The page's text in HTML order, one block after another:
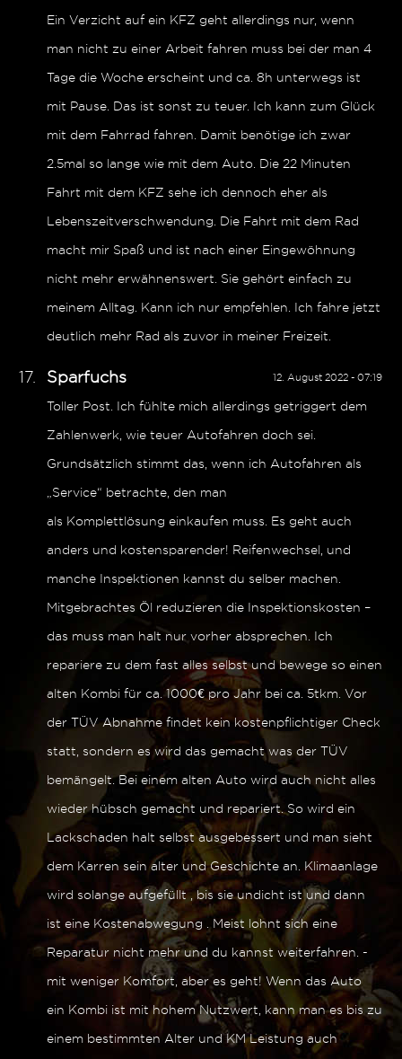
Ein Verzicht auf ein KFZ geht allerdings nur, wenn
man nicht zu einer Arbeit fahren muss bei der man 4
Tage die Woche erscheint und ca. 8h unterwegs ist
mit Pause. Das ist sonst zu teuer. Ich kann zum Glück
mit dem Fahrrad fahren. Damit benötige ich zwar
2.5mal so lange wie mit dem Auto. Die 22 Minuten
Fahrt mit dem KFZ sehe ich dennoch eher als
Lebenszeitverschwendung. Die Fahrt mit dem Rad
macht mir Spaß und ist nach einer Eingewöhnung
nicht mehr erwähnenswert. Sie gehört einfach zu
meinem Alltag. Kann ich nur empfehlen. Ich fahre jetzt
deutlich mehr Rad als zuvor in meiner Freizeit.
12. August 2022 - 07:19
Sparfuchs
Toller Post. Ich fühlte mich allerdings getriggert dem
Zahlenwerk, wie teuer Autofahren doch sei.
Grundsätzlich stimmt das, wenn ich Autofahren als
„Service“ betrachte, den man
als Komplettlösung einkaufen muss. Es geht auch
anders und kostensparender! Reifenwechsel, und
manche Inspektionen kannst du selber machen.
Mitgebrachtes Öl reduzieren die Inspektionskosten –
das muss man halt nur vorher absprechen. Ich
repariere zu dem fast alles selbst und bewege so einen
alten Kombi für ca. 1000€ pro Jahr bei ca. 5tkm. Vor
der TÜV Abnahme findet kein kostenpflichtiger Check
statt, sondern es wird das gemacht was der TÜV
bemängelt. Bei einem alten Auto wird auch nicht alles
wieder hübsch gemacht und repariert. So wird ein
Lackschaden halt selbst ausgebessert und man sieht
dem Karren sein alter und Geschichte an. Klimaanlage
wird solange aufgefüllt , bis sie undicht ist und dann
ist eine Kostenabwegung . Meist lohnt sich eine
Reparatur nicht mehr und du kannst weiterfahren. -
mit weniger Komfort, aber es geht! Wenn das Auto
ein Kombi ist mit hohem Nutzwert, kann man es bis zu
einem bestimmten Alter und KM Leistung auch